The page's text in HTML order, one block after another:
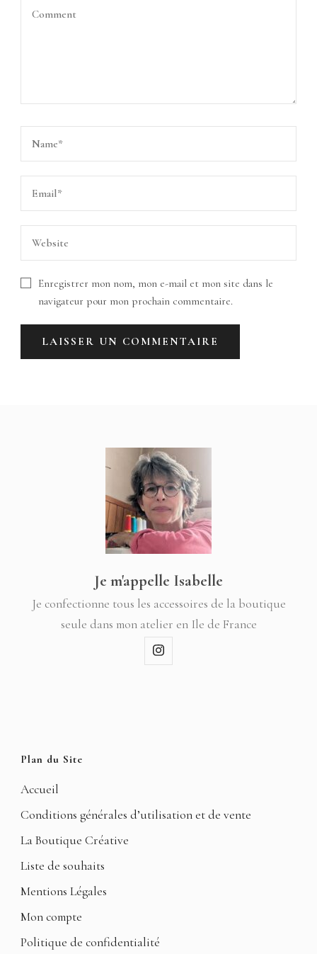
Enregistrer mon nom, mon e-mail et mon site dans le
navigateur pour mon prochain commentaire.
Je m'appelle Isabelle
Je confectionne tous les accessoires de la boutique
seule dans mon atelier en Ile de France
Plan du Site
Accueil
Conditions générales d’utilisation et de vente
La Boutique Créative
Liste de souhaits
Mentions Légales
Mon compte
Politique de confidentialité